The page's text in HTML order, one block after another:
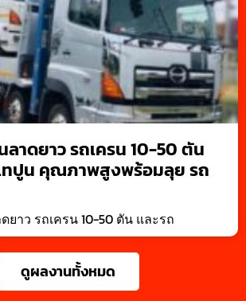
ลาดยาว รถเครน 10-50 ตัน
ทปูน คุณภาพสูงพร้อมลุย รถ
ยาว รถเครน 10-50 ตัน และรถ
ดูผลงานทั้งหมด